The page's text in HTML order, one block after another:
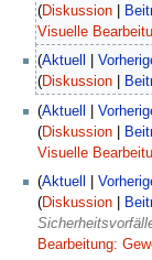
Diskussion
K
e
n
e
B
e
a
r
b
e
Visuelle
O
Aktuell
Diskussion
K
e
i
e
B
e
a
Aktuell
Diskussion
K
e
n
e
Visuelle
Aktuell
Diskussion
Bearbeitung: